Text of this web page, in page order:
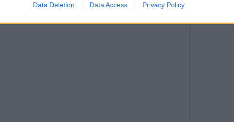
Data Deletion Data Access Privacy Policy